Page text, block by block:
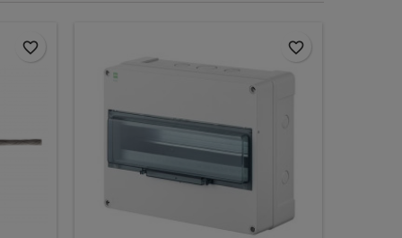
favorite_border favorite_border